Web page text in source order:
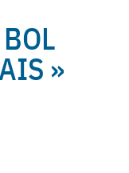
»